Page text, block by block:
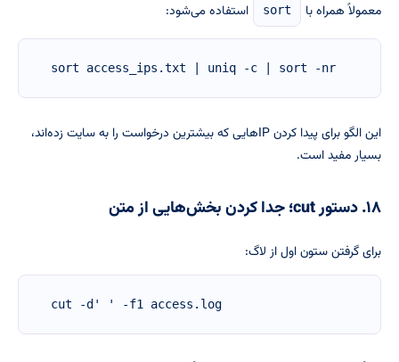
معمولاً همراه با sort استفاده می‌شود:
sort access_ips.txt | uniq -c | sort -nr
این الگو برای پیدا کردن IPهایی که بیشترین درخواست را به سایت زده‌اند،
بسیار مفید است.
۱۸. دستور cut؛ جدا کردن بخش‌هایی از متن
برای گرفتن ستون اول از لاگ:
cut -d' ' -f1 access.log